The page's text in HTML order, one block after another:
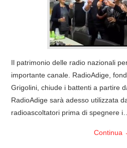
COVER & TRIBUTI
DISCOGRAFIA
LINKS
CONTATTI
Il patrimonio delle radio nazionali
importante canale. RadioAdige,
Grigolini, chiude i battenti a partire
RadioAdige sarà adesso utilizzata
radioascoltatori prima di spegnere i…
Continua